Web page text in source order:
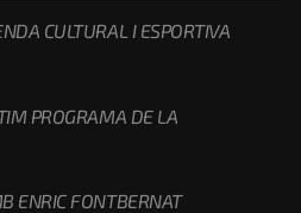
CULTURAL I ESPORTIVA
PROGRAMA DE LA
ENRIC FONTBERNAT